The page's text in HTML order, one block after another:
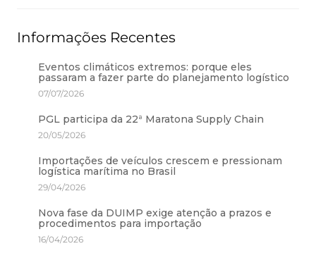
Informações Recentes
Eventos climáticos extremos: porque eles
passaram a fazer parte do planejamento logístico
07/07/2026
PGL participa da 22ª Maratona Supply Chain
20/05/2026
Importações de veículos crescem e pressionam
logística marítima no Brasil
29/04/2026
Nova fase da DUIMP exige atenção a prazos e
procedimentos para importação
16/04/2026